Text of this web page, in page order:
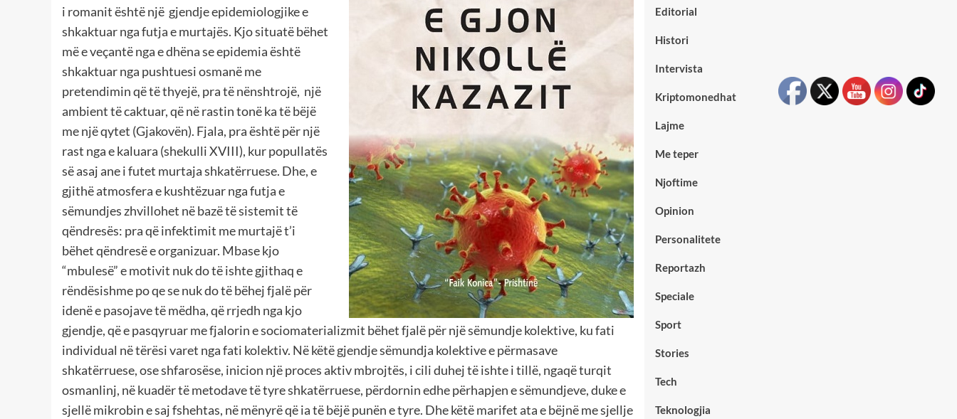
i romanit është një gjendje epidemiologjike e
shkaktuar nga futja e murtajës. Kjo situatë bëhet
më e veçantë nga e dhëna se epidemia është
shkaktuar nga pushtuesi osmanë me
pretendimin që të thyejë, pra të nënshtrojë, një
ambient të caktuar, që në rastin tonë ka të bëjë
me një qytet (Gjakovën). Fjala, pra është për një
rast nga e kaluara (shekulli XVIII), kur popullatës
së asaj ane i futet murtaja shkatërruese. Dhe, e
gjithë atmosfera e kushtëzuar nga futja e
sëmundjes zhvillohet në bazë të sistemit të
qëndresës: pra që infektimit me murtajë t’i
bëhet qëndresë e organizuar. Mbase kjo
“mbulesë” e motivit nuk do të ishte gjithaq e
rëndësishme po qe se nuk do të bëhej fjalë për
idenë e pasojave të mëdha, që rrjedh nga kjo
gjendje, që e pasqyruar me fjalorin e sociomaterializmit bëhet fjalë për një sëmundje kolektive, ku fati
individual në tërësi varet nga fati kolektiv. Në këtë gjendje sëmundja kolektive e përmasave
shkatërruese, ose shfarosëse, inicion një proces aktiv mbrojtës, i cili duhej të ishte i tillë, ngaqë turqit
osmanlinj, në kuadër të metodave të tyre shkatërruese, përdornin edhe përhapjen e sëmundjeve, duke e
sjellë mikrobin e saj fshehtas, në mënyrë që ia të bëjë punën e tyre. Dhe këtë marifet ata e bëjnë me sjellje
Editorial
Histori
Intervista
Kriptomonedhat
Lajme
Me teper
Njoftime
Opinion
Personalitete
Reportazh
Speciale
Sport
Stories
Tech
Teknologjia